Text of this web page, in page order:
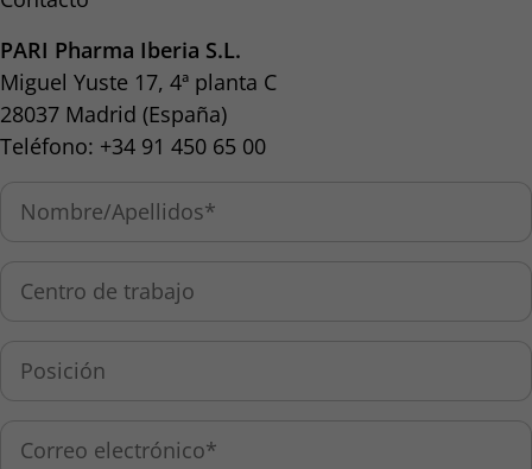
PARI Pharma Iberia S.L.
Miguel Yuste 17, 4ª planta C
28037 Madrid (España)
Teléfono: +34 91 450 65 00